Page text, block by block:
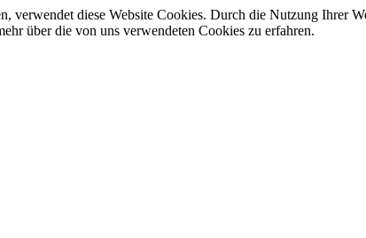
verwendet diese Website Cookies. Durch die Nutzung Ihrer
über die von uns verwendeten Cookies zu erfahren.